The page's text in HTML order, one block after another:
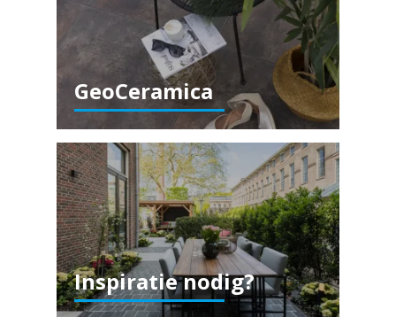
GeoCeramica
Inspiratie nodig?